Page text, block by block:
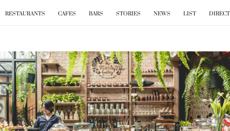
BKK .EAT
RESTAURANTS CAFES BARS STORIES NEWS LIST